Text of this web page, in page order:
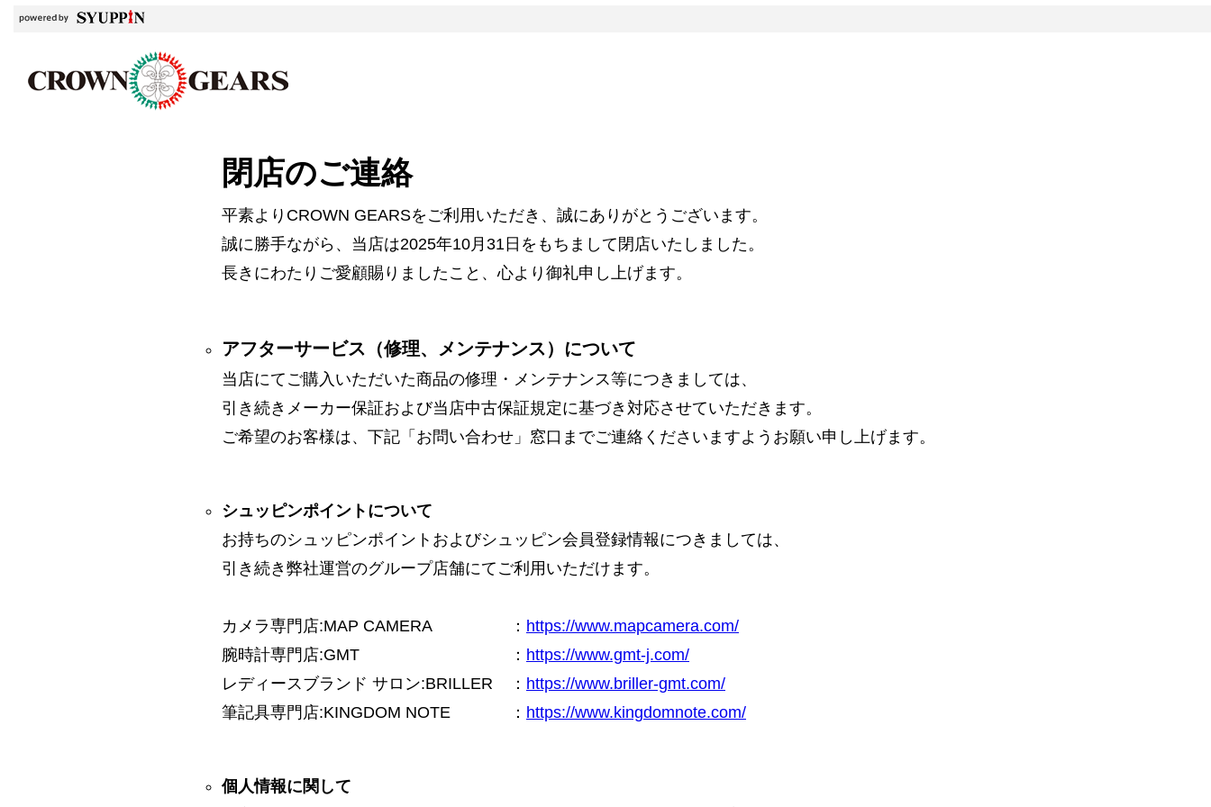
閉店のご連絡
平素よりCROWN GEARSをご利用いただき、誠にありがとうございます。
誠に勝手ながら、当店は2025年10月31日をもちまして閉店いたしました。
長きにわたりご愛顧賜りましたこと、心より御礼申し上げます。
アフターサービス（修理、メンテナンス）について
当店にてご購入いただいた商品の修理・メンテナンス等につきましては、
引き続きメーカー保証および当店中古保証規定に基づき対応させていただきます。
ご希望のお客様は、下記「お問い合わせ」窓口までご連絡くださいますようお願い申し上げます。
シュッピンポイントについて
お持ちのシュッピンポイントおよびシュッピン会員登録情報につきましては、
引き続き弊社運営のグループ店舗にてご利用いただけます。
カメラ専門店:MAP CAMERA ： https://www.mapcamera.com/
腕時計専門店:GMT
： https://www.gmt-j.com/
レディースブランド サロン:BRILLER
： https://www.briller-gmt.com/
筆記具専門店:KINGDOM NOTE
： https://www.kingdomnote.com/
個人情報に関して